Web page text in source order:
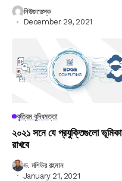
নিউজডেস্ক
December 29, 2021
কৃত্রিম বুদ্ধিমত্তা
২০২১ সনে যে প্রযুক্তিগুলো ভূমিকা
রাখবে
ড. মশিউর রহমান
January 21, 2021